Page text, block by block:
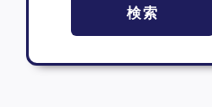
検索